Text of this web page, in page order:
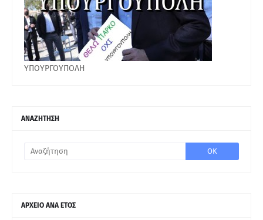
ΥΠΟΥΡΓΟΥΠΟΛΗ
ΑΝΑΖΗΤΗΣΗ
ΑΡΧΕΙΟ ΑΝΑ ΕΤΟΣ